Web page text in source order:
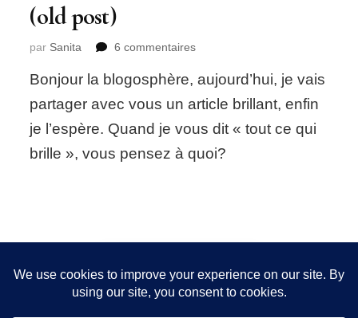
(old post)
par Sanita 6 commentairessur
Djoba:
Tout
ce
qui
brille…
(old
Bonjour la blogosphère, aujourd’hui, je vais
partager avec vous un article brillant, enfin
je l’espère. Quand je vous dit « tout ce qui
brille », vous pensez à quoi?
FOLLOW ME!
Nous utilisons des cookies pour vous garantir la meilleure
expérience sur notre site. Si vous continuez à utiliser ce
dernier, nous considérerons que vous acceptez l'utilisation des